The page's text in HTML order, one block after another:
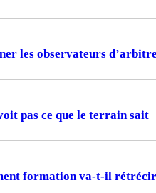
les observateurs
pas ce que le terrain sait
formation va-t-il